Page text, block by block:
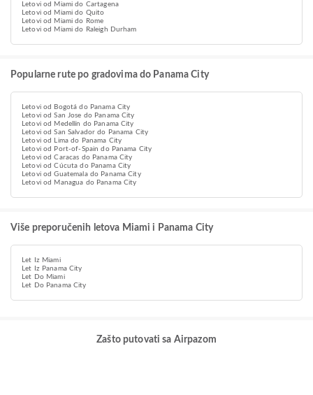
Letovi od Miami do Cartagena
Letovi od Miami do Quito
Letovi od Miami do Rome
Letovi od Miami do Raleigh Durham
Popularne rute po gradovima do Panama City
Letovi od Bogotá do Panama City
Letovi od San Jose do Panama City
Letovi od Medellín do Panama City
Letovi od San Salvador do Panama City
Letovi od Lima do Panama City
Letovi od Port-of-Spain do Panama City
Letovi od Caracas do Panama City
Letovi od Cúcuta do Panama City
Letovi od Guatemala do Panama City
Letovi od Managua do Panama City
Više preporučenih letova Miami i Panama City
Let Iz Miami
Let Iz Panama City
Let Do Miami
Let Do Panama City
Zašto putovati sa Airpazom